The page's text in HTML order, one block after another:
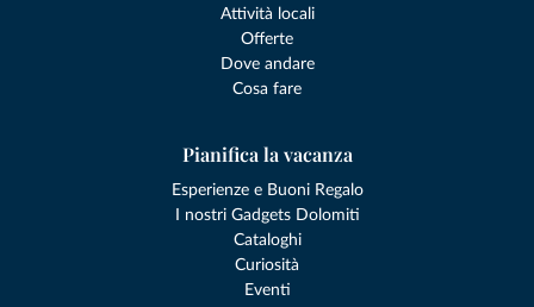
Attività locali
Offerte
Dove andare
Cosa fare
Pianifica la vacanza
Esperienze e Buoni Regalo
I nostri Gadgets Dolomiti
Cataloghi
Curiosità
Eventi